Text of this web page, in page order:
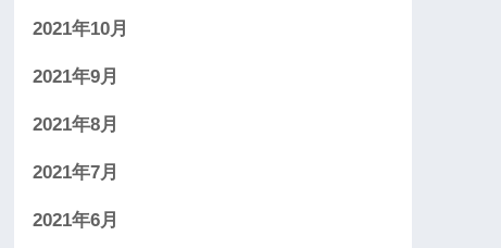
2021年10月
2021年9月
2021年8月
2021年7月
2021年6月